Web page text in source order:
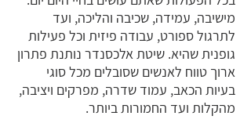
מישיבה, עמידה, שכיבה והליכה, ועד
לתרגול ספורט, עבודה פיזית וכל פעילות
גופנית שהיא. שיטת אלכסנדר נותנת פתרון
ארוך טווח לאנשים שסובלים מכל סוגי
בעיות הכאב, עמוד שדרה, מפרקים ויציבה,
מהקלות ועד החמורות ביותר.